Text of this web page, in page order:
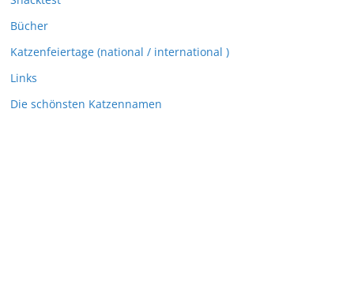
Bücher
Katzenfeiertage (national / international )
Links
Die schönsten Katzennamen